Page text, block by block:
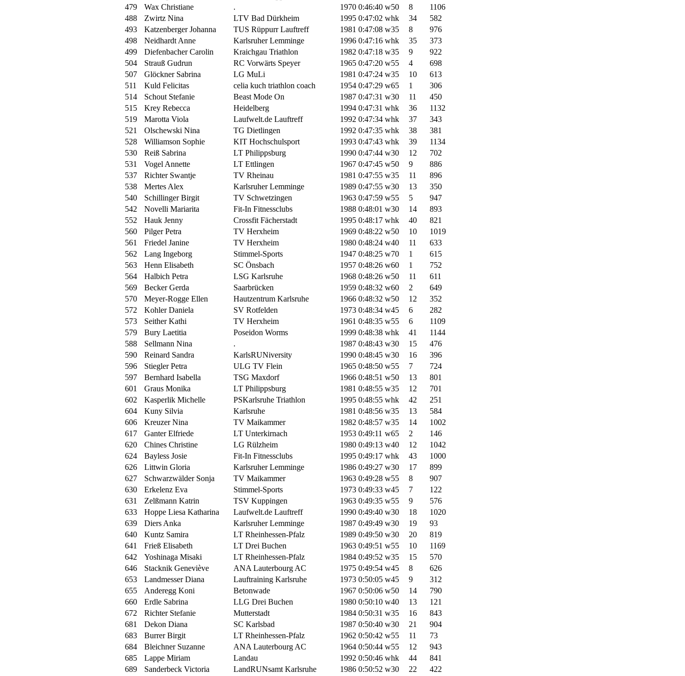
479
Wax Christiane . 1970 0:46:40 w50 8
1106
488
Zwirtz Nina LTV Bad Dürkheim 1995 0:47:02 whk 34
582
493
Katzenberger Johanna TUS Rüppurr Lauftreff 1981 0:47:08 w35 8
976
498
Neidhardt Anne Karlsruher Lemminge 1996 0:47:16 whk 35
373
499
Diefenbacher Carolin Kraichgau Triathlon 1982 0:47:18 w35 9
922
504
Strauß Gudrun RC Vorwärts Speyer 1965 0:47:20 w55 4
698
507
Glöckner Sabrina LG MuLi 1981 0:47:24 w35 10
613
511
Kuld Felicitas celia kuch triathlon coach 1954 0:47:29 w65 1
306
514
Schout Stefanie Beast Mode On 1987 0:47:31 w30 11
450
515
Krey Rebecca Heidelberg 1994 0:47:31 whk 36
1132
519
Marotta Viola Laufwelt.de Lauftreff 1992 0:47:34 whk 37
343
521
Olschewski Nina TG Dietlingen 1992 0:47:35 whk 38
381
528
Williamson Sophie KIT Hochschulsport 1993 0:47:43 whk 39
1134
530
Reiß Sabrina LT Philippsburg 1990 0:47:44 w30 12
702
531
Vogel Annette LT Ettlingen 1967 0:47:45 w50 9
886
537
Richter Swantje TV Rheinau 1981 0:47:55 w35 11
896
538
Mertes Alex Karlsruher Lemminge 1989 0:47:55 w30 13
350
540
Schillinger Birgit TV Schwetzingen 1963 0:47:59 w55 5
947
542
Novelli Mariarita Fit-In Fitnessclubs 1988 0:48:01 w30 14
893
552
Hauk Jenny Crossfit Fächerstadt 1995 0:48:17 whk 40
821
560
Pilger Petra TV Herxheim 1969 0:48:22 w50 10
1019
561
Friedel Janine TV Herxheim 1980 0:48:24 w40 11
633
562
Lang Ingeborg Stimmel-Sports 1947 0:48:25 w70 1
615
563
Henn Elisabeth SC Önsbach 1957 0:48:26 w60 1
752
564
Halbich Petra LSG Karlsruhe 1968 0:48:26 w50 11
611
569
Becker Gerda Saarbrücken 1959 0:48:32 w60 2
649
570
Meyer-Rogge Ellen Hautzentrum Karlsruhe 1966 0:48:32 w50 12
352
572
Kohler Daniela SV Rotfelden 1973 0:48:34 w45 6
282
573
Seither Kathi TV Herxheim 1961 0:48:35 w55 6
1109
579
Bury Laetitia Poseidon Worms 1999 0:48:38 whk 41
1144
588
Sellmann Nina . 1987 0:48:43 w30 15
476
590
Reinard Sandra KarlsRUNiversity 1990 0:48:45 w30 16
396
596
Stiegler Petra ULG TV Flein 1965 0:48:50 w55 7
724
597
Bernhard Isabella TSG Maxdorf 1966 0:48:51 w50 13
801
601
Graus Monika LT Philippsburg 1981 0:48:55 w35 12
701
602
Kasperlik Michelle PSKarlsruhe Triathlon 1995 0:48:55 whk 42
251
604
Kuny Silvia Karlsruhe 1981 0:48:56 w35 13
584
606
Kreuzer Nina TV Maikammer 1982 0:48:57 w35 14
1002
617
Ganter Elfriede LT Unterkirnach 1953 0:49:11 w65 2
146
620
Chines Christine LG Rülzheim 1980 0:49:13 w40 12
1042
624
Bayless Josie Fit-In Fitnessclubs 1995 0:49:17 whk 43
1000
626
Littwin Gloria Karlsruher Lemminge 1986 0:49:27 w30 17
899
627
Schwarzwälder Sonja TV Maikammer 1963 0:49:28 w55 8
907
630
Erkelenz Eva Stimmel-Sports 1973 0:49:33 w45 7
122
631
Zelßmann Katrin TSV Kuppingen 1963 0:49:35 w55 9
576
633
Hoppe Liesa Katharina Laufwelt.de Lauftreff 1990 0:49:40 w30 18
1020
639
Diers Anka Karlsruher Lemminge 1987 0:49:49 w30 19
93
640
Kuntz Samira LT Rheinhessen-Pfalz 1989 0:49:50 w30 20
819
641
Frieß Elisabeth LT Drei Buchen 1963 0:49:51 w55 10
1169
642
Yoshinaga Misaki LT Rheinhessen-Pfalz 1984 0:49:52 w35 15
570
646
Stacknik Geneviève ANA Lauterbourg AC 1975 0:49:54 w45 8
626
653
Landmesser Diana Lauftraining Karlsruhe 1973 0:50:05 w45 9
312
655
Anderegg Koni Betonwade 1967 0:50:06 w50 14
790
660
Erdle Sabrina LLG Drei Buchen 1980 0:50:10 w40 13
121
672
Richter Stefanie Mutterstadt 1984 0:50:31 w35 16
843
681
Dekon Diana SC Karlsbad 1987 0:50:40 w30 21
904
683
Burrer Birgit LT Rheinhessen-Pfalz 1962 0:50:42 w55 11
73
684
Bleichner Suzanne ANA Lauterbourg AC 1964 0:50:44 w55 12
943
685
Lappe Miriam Landau 1992 0:50:46 whk 44
841
689
Sanderbeck Victoria LandRUNsamt Karlsruhe 1986 0:50:52 w30 22
422